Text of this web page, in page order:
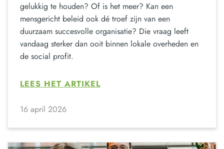
gelukkig te houden? Of is het meer? Kan een
mensgericht beleid ook dé troef zijn van een
duurzaam succesvolle organisatie? Die vraag leeft
vandaag sterker dan ooit binnen lokale overheden en
de social profit.
LEES HET ARTIKEL
16 april 2026